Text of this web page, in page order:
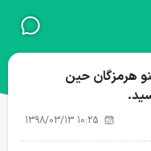
هرمزگان حین
1398/03/13 10:25